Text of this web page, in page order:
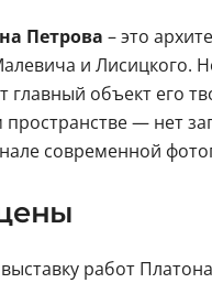
Петрова – это
и Лисицкого.
главный объект его
пространстве — нет
современной
работ